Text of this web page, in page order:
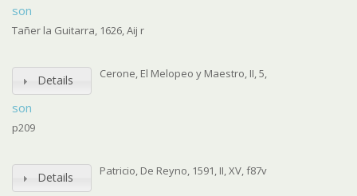
son
Tañer la Guitarra, 1626, Aij r
Details
son
Cerone, El Melopeo y Maestro, II, 5,
p209
Details Patricio, De Reyno, 1591, II, XV, f87v